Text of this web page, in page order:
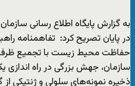
به گزارش پایگاه اطلاع رسانی
در پایان تصریح کرد: تفاهمنامه
حفاظت محیط زیست با تجمیع
سازمان، جهش بزرگی در راه
ذخیره نمونه‌های سلولی و ژنتیکی